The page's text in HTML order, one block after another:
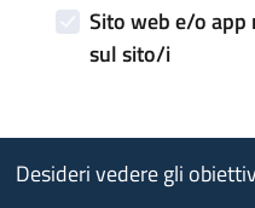
Sito web e/o
sul sito/i
Desideri vedere gli